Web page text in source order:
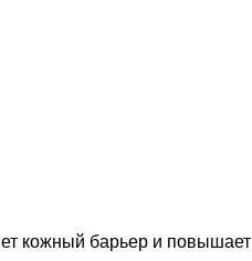
кожный барьер и повышает